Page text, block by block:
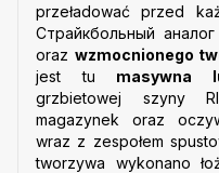
przeładować przed
Страйкбольный
oraz wzmocnionego
jest tu masywna
grzbietowej szyny
magazynek oraz
wraz z zespołem
tworzywa wykonano